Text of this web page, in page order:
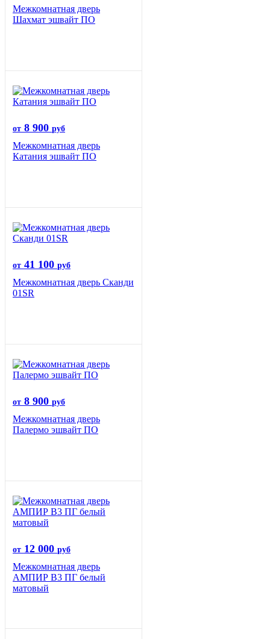
Межкомнатная дверь
Шахмат эшвайт ПО
от 8 900 руб
Межкомнатная дверь
Катания эшвайт ПО
от 41 100 руб
Межкомнатная дверь Сканди
01SR
от 8 900 руб
Межкомнатная дверь
Палермо эшвайт ПО
от 12 000 руб
Межкомнатная дверь
АМПИР В3 ПГ белый
матовый